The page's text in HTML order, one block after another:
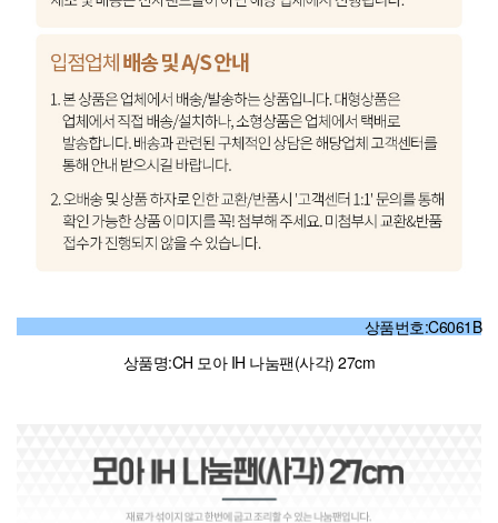
상품번호:C6061B
상품명:CH 모아 IH 나눔팬(사각) 27cm